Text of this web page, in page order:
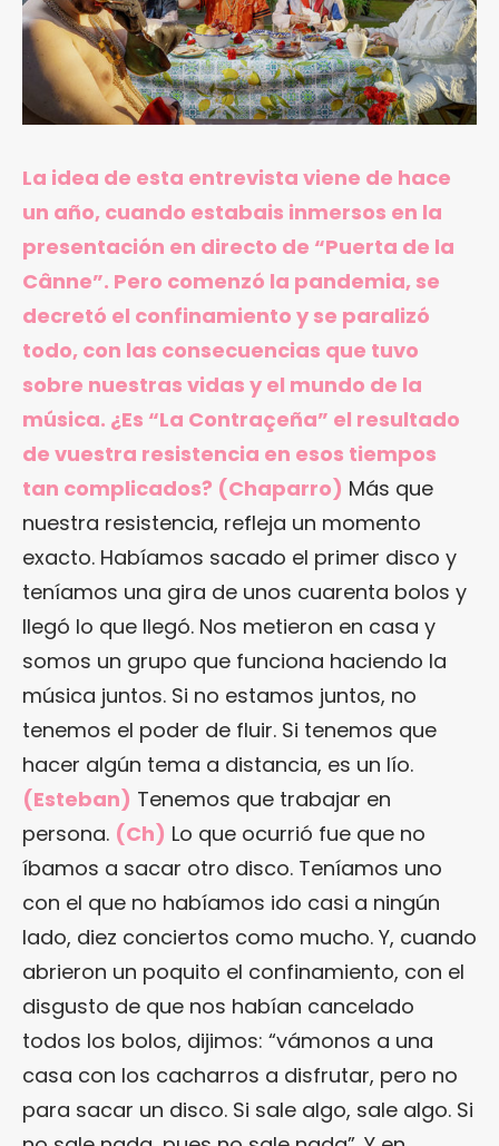
La idea de esta entrevista viene de hace
un año, cuando estabais inmersos en la
presentación en directo de “Puerta de la
Cânne”. Pero comenzó la pandemia, se
decretó el confinamiento y se paralizó
todo, con las consecuencias que tuvo
sobre nuestras vidas y el mundo de la
música. ¿Es “La Contraçeña” el resultado
de vuestra resistencia en esos tiempos
tan complicados? (Chaparro) Más que
nuestra resistencia, refleja un momento
exacto. Habíamos sacado el primer disco y
teníamos una gira de unos cuarenta bolos y
llegó lo que llegó. Nos metieron en casa y
somos un grupo que funciona haciendo la
música juntos. Si no estamos juntos, no
tenemos el poder de fluir. Si tenemos que
hacer algún tema a distancia, es un lío.
(Esteban) Tenemos que trabajar en
persona. (Ch) Lo que ocurrió fue que no
íbamos a sacar otro disco. Teníamos uno
con el que no habíamos ido casi a ningún
lado, diez conciertos como mucho. Y, cuando
abrieron un poquito el confinamiento, con el
disgusto de que nos habían cancelado
todos los bolos, dijimos: “vámonos a una
casa con los cacharros a disfrutar, pero no
para sacar un disco. Si sale algo, sale algo. Si